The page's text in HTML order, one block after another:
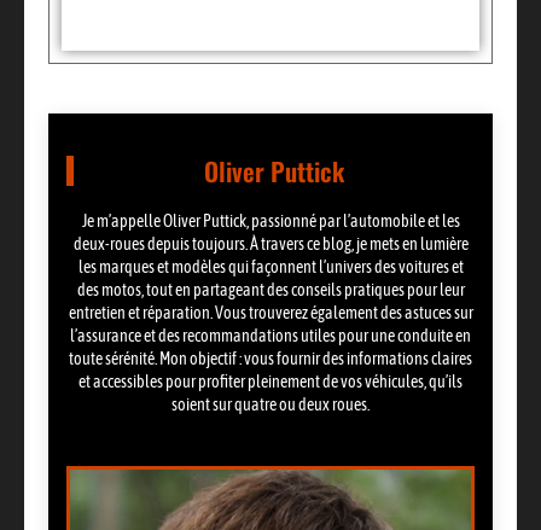
Oliver Puttick
Je m’appelle Oliver Puttick, passionné par l’automobile et les
deux-roues depuis toujours. À travers ce blog, je mets en lumière
les marques et modèles qui façonnent l’univers des voitures et
des motos, tout en partageant des conseils pratiques pour leur
entretien et réparation. Vous trouverez également des astuces sur
l’assurance et des recommandations utiles pour une conduite en
toute sérénité. Mon objectif : vous fournir des informations claires
et accessibles pour profiter pleinement de vos véhicules, qu’ils
soient sur quatre ou deux roues.